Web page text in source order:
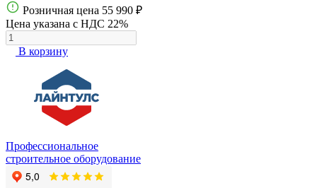
Розничная цена 55 990 ₽
Цена указана с НДС 22%
В корзину
Профессиональное
строительное оборудование